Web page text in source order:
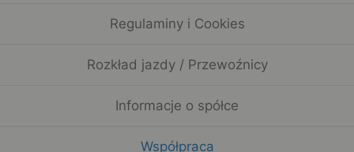
Regulaminy i Cookies
Rozkład jazdy / Przewoźnicy
Informacje o spółce
Współpraca